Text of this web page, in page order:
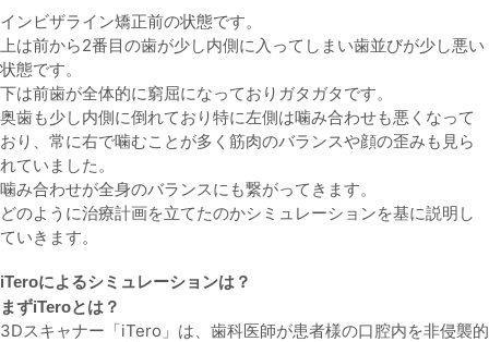
インビザライン矯正前の状態です。
上は前から2番目の歯が少し内側に入ってしまい歯並びが少し悪い
状態です。
下は前歯が全体的に窮屈になっておりガタガタです。
奥歯も少し内側に倒れており特に左側は噛み合わせも悪くなって
おり、常に右で噛むことが多く筋肉のバランスや顔の歪みも見ら
れていました。
噛み合わせが全身のバランスにも繋がってきます。
どのように治療計画を立てたのかシミュレーションを基に説明し
ていきます。
iTeroによるシミュレーションは？
まずiTeroとは？
3Dスキャナー「iTero」は、歯科医師が患者様の口腔内を非侵襲的